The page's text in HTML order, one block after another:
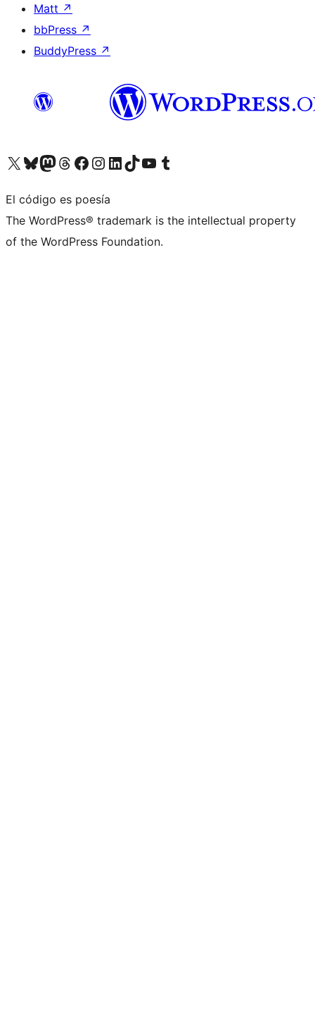
Matt ↗
bbPress ↗
BuddyPress ↗
Visita nuestra cuenta de X (anteriormente Twitter)
Visita nuestra cuenta de Bluesky
Visita nuestra cuenta de Mastodon
Visita nuestra cuenta de Threads
Visita nuestra página de Facebook
Visita nuestra cuenta de Instagram
Visita nuestra cuenta de LinkedIn
Visita nuestra cuenta de TikTok
Visita nuestro canal de YouTube
Visita nuestra cuenta de Tumblr
El código es poesía
The WordPress® trademark is the intellectual property
of the WordPress Foundation.